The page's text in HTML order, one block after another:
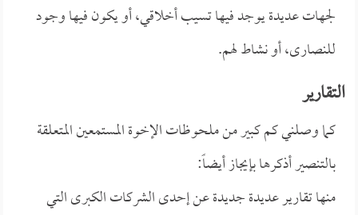
لجهات عديدة يوجد فيها تسيب أخلاقي، أو يكون فيها وجود
للنصارى، أو نشاط لهم.
التقارير
كما وصلني كم كبير من ملحوظات الإخوة المستمعين المتعلقة
بالتنصير أذكرها بإيجاز أيضاً:
منها تقارير عديدة جديدة عن إحدى الشركات الكبرى التي